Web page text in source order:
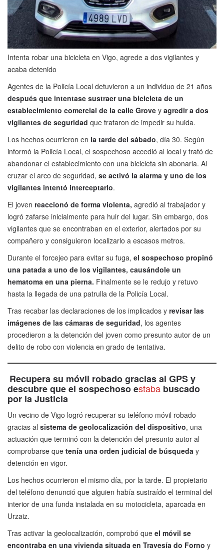
Intenta robar una bicicleta en Vigo, agrede a dos vigilantes y
acaba detenido
Agentes de la Policía Local detuvieron a un individuo de 21 años
después que intentase sustraer una bicicleta de un
establecimiento comercial de la calle Grove y agredir a dos
vigilantes de seguridad que trataron de impedir su huida.
Los hechos ocurrieron en la tarde del sábado, día 30. Según
informó la Policía Local, el sospechoso accedió al local y trató de
abandonar el establecimiento con una bicicleta sin abonarla. Al
cruzar el arco de seguridad, se activó la alarma y uno de los
vigilantes intentó interceptarlo.
El joven reaccionó de forma violenta, agredió al trabajador y
logró zafarse inicialmente para huir del lugar. Sin embargo, dos
vigilantes que se encontraban en el exterior, alertados por su
compañero y consiguieron localizarlo a escasos metros.
Durante el forcejeo para evitar su fuga, el sospechoso propinó
una patada a uno de los vigilantes, causándole un
hematoma en una pierna. Finalmente se le redujo y retuvo
hasta la llegada de una patrulla de la Policía Local.
Tras recabar las declaraciones de los implicados y revisar las
imágenes de las cámaras de seguridad, los agentes
procedieron a la detención del joven como presunto autor de un
delito de robo con violencia en grado de tentativa.
Recupera su móvil robado gracias al GPS y
descubre que el sospechoso estaba buscado
por la Justicia
Un vecino de Vigo logró recuperar su teléfono móvil robado
gracias al sistema de geolocalización del dispositivo, una
actuación que terminó con la detención del presunto autor al
comprobarse que tenía una orden judicial de búsqueda y
detención en vigor.
Los hechos ocurrieron el mismo día, por la tarde. El propietario
del teléfono denunció que alguien había sustraído el terminal del
interior de una funda instalada en su motocicleta, aparcada en
Urzaiz.
Tras activar la geolocalización, comprobó que el móvil se
encontraba en una vivienda situada en Travesía do Forno y